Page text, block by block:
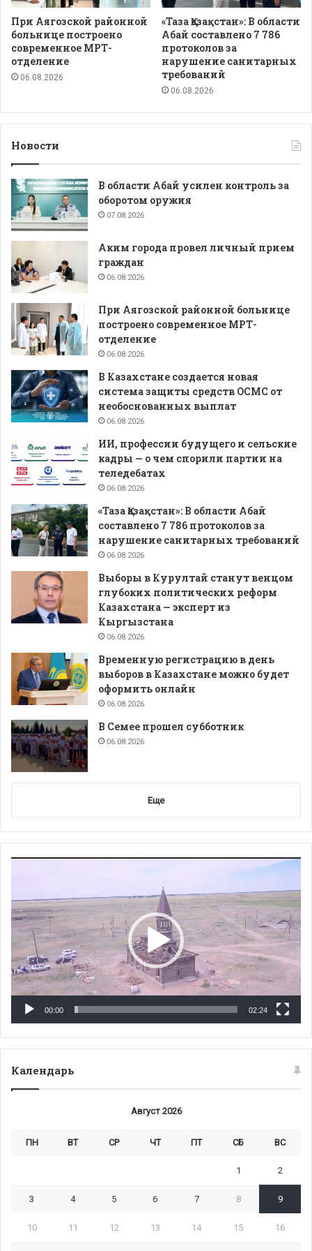
При Аягозской районной
больнице построено
современное МРТ-
отделение
06.08.2026
«Таза Қазақстан»: В области
Абай составлено 7 786
протоколов за
нарушение санитарных
требований
06.08.2026
Новости
В области Абай усилен контроль за
оборотом оружия
07.08.2026
Аким города провел личный прием
граждан
06.08.2026
При Аягозской районной больнице
построено современное МРТ-
отделение
06.08.2026
В Казахстане создается новая
система защиты средств ОСМС от
необоснованных выплат
06.08.2026
ИИ, профессии будущего и сельские
кадры — о чем спорили партии на
теледебатах
06.08.2026
«Таза Қазақстан»: В области Абай
составлено 7 786 протоколов за
нарушение санитарных требований
06.08.2026
Выборы в Курултай станут венцом
глубоких политических реформ
Казахстана — эксперт из
Кыргызстана
06.08.2026
Временную регистрацию в день
выборов в Казахстане можно будет
оформить онлайн
06.08.2026
В Семее прошел субботник
06.08.2026
Еще
00:00 02:24
Календарь
Август 2026
ПН ВТ СР ЧТ ПТ СБ ВС
1 2
3 4 5 6 7 8 9
10 11 12 13 14 15 16